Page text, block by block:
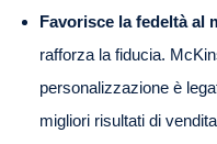
Favorisce la fedeltà al
rafforza la fiducia.
personalizzazione è
migliori risultati di